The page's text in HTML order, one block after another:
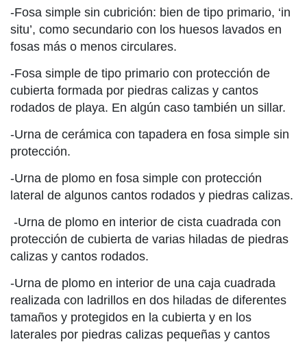
-Fosa simple sin cubrición: bien de tipo primario, ‘in
situ’, como secundario con los huesos lavados en
fosas más o menos circulares.
-Fosa simple de tipo primario con protección de
cubierta formada por piedras calizas y cantos
rodados de playa. En algún caso también un sillar.
-Urna de cerámica con tapadera en fosa simple sin
protección.
-Urna de plomo en fosa simple con protección
lateral de algunos cantos rodados y piedras calizas.
-Urna de plomo en interior de cista cuadrada con
protección de cubierta de varias hiladas de piedras
calizas y cantos rodados.
-Urna de plomo en interior de una caja cuadrada
realizada con ladrillos en dos hiladas de diferentes
tamaños y protegidos en la cubierta y en los
laterales por piedras calizas pequeñas y cantos